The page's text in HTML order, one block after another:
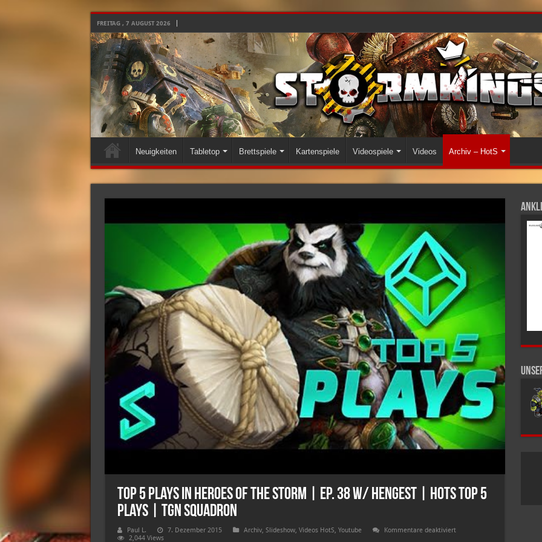
FREITAG , 7 AUGUST 2026
Neuigkeiten Tabletop Brettspiele Kartenspiele Videospiele Videos Archiv – HotS
Top 5 Plays in Heroes of the Storm | Ep. 38 w/ Hengest | HotS Top 5
Plays | TGN Squadron
Paul L. 7. Dezember 2015 Archiv, Slideshow, Videos HotS, Youtube Kommentare deaktiviertfür
2,044 Views